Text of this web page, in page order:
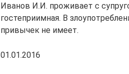
Иванов И.И. проживает с
гостеприимная. В
привычек не имеет.
01.01.2016